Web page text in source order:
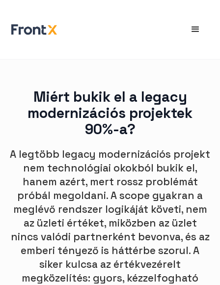
Miért bukik el a legacy
modernizációs projektek
90%-a?
A legtöbb legacy modernizációs projekt
nem technológiai okokból bukik el,
hanem azért, mert rossz problémát
próbál megoldani. A scope gyakran a
meglévő rendszer logikáját követi, nem
az üzleti értéket, miközben az üzlet
nincs valódi partnerként bevonva, és az
emberi tényező is háttérbe szorul. A
siker kulcsa az értékvezérelt
megközelítés: gyors, kézzelfogható